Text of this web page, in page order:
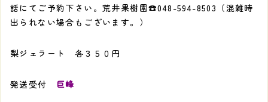
話にてご予約下さい。荒井果樹園☎048-594-8503（混雑時
出られない場合もございます。）
梨ジェラート 各３５０円
発送受付 巨峰